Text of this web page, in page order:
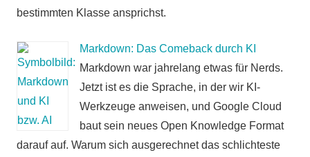
bestimmten Klasse ansprichst.
Markdown: Das Comeback durch KI
Markdown war jahrelang etwas für Nerds.
Jetzt ist es die Sprache, in der wir KI-
Werkzeuge anweisen, und Google Cloud
baut sein neues Open Knowledge Format
darauf auf. Warum sich ausgerechnet das schlichteste